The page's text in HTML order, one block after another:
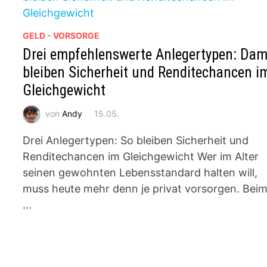
GELD - VORSORGE
Drei empfehlenswerte Anlegertypen:
bleiben Sicherheit und Renditechancen
Gleichgewicht
vonAndy 15.05.
Drei Anlegertypen: So bleiben Sicherheit und
Renditechancen im Gleichgewicht Wer im Alter
seinen gewohnten Lebensstandard halten will,
muss heute mehr denn je privat vorsorgen. Beim
…